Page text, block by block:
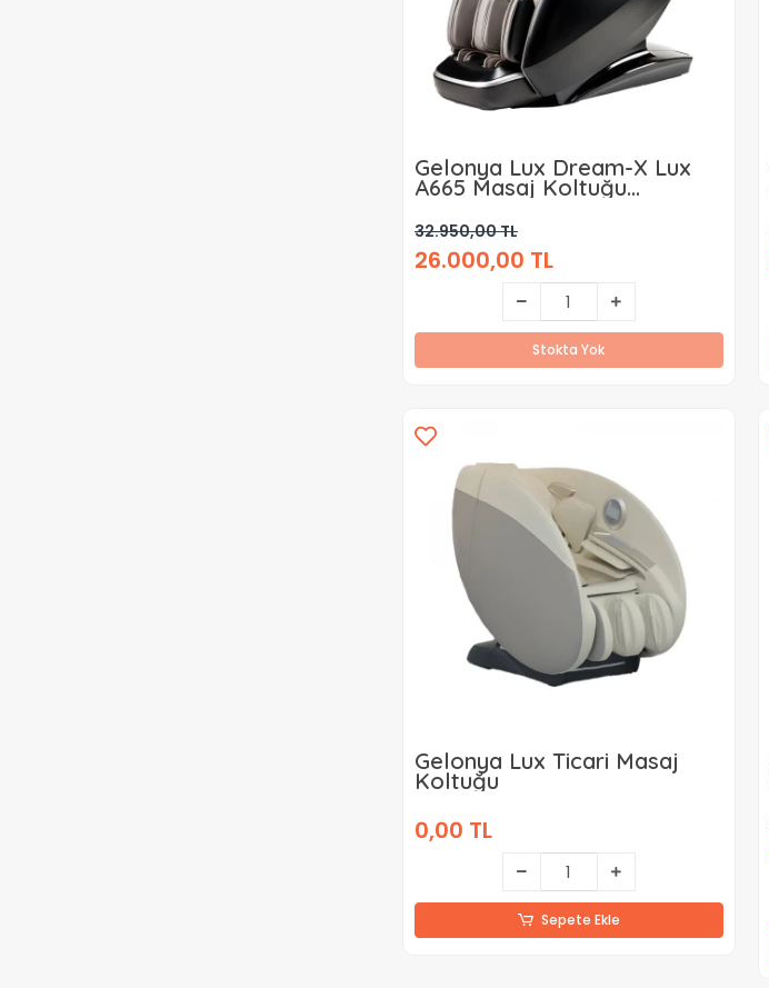
Gelonya Lux Dream-X Lux
A665 Masaj Koltuğu
Kiralama ( Aylık )
32.950,00 TL
26.000,00 TL
Stokta Yok
Gelonya Lux Ticari Masaj
Koltuğu
0,00 TL
Sepete Ekle